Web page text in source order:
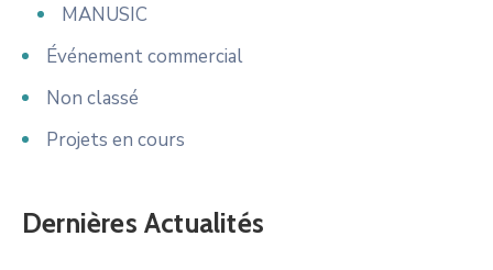
MANUSIC
Événement commercial
Non classé
Projets en cours
Dernières Actualités